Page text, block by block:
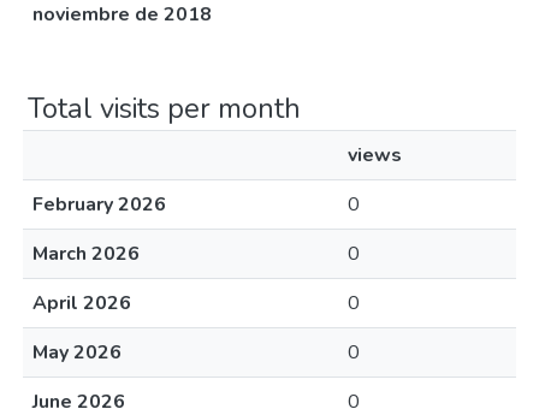
noviembre de 2018
Total visits per month
views
February 2026
0
March 2026
0
April 2026
0
May 2026
0
June 2026
0